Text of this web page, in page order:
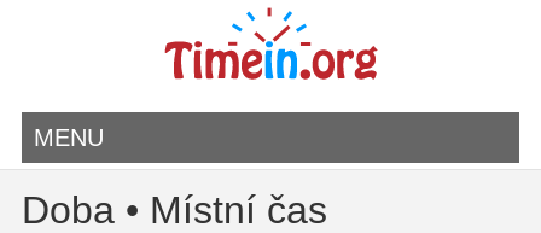
MENU
Doba • Místní čas